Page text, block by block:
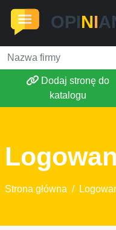
OPINI
Dodaj stronę do
katalogu
Strona główna /